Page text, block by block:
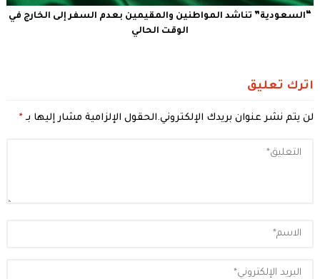
“السعودية” تناشد المواطنين والمقيمين بعدم السفر إلى الخارج في
الوقت الحالي
اترك تعليق
لن يتم نشر عنوان بريدك الإلكتروني.الحقول الإلزامية مشار إليها بـ *